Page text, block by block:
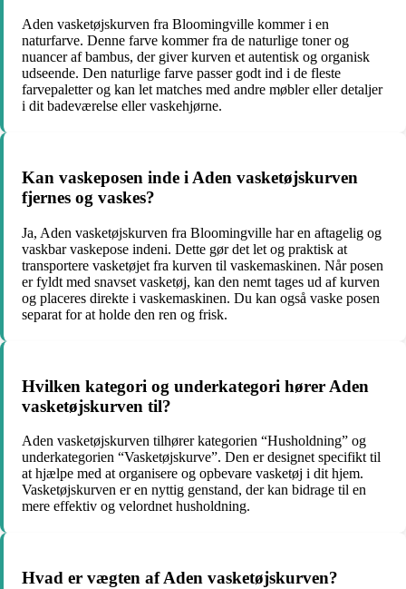
Aden vasketøjskurven fra Bloomingville kommer i en
naturfarve. Denne farve kommer fra de naturlige toner og
nuancer af bambus, der giver kurven et autentisk og organisk
udseende. Den naturlige farve passer godt ind i de fleste
farvepaletter og kan let matches med andre møbler eller detaljer
i dit badeværelse eller vaskehjørne.
Kan vaskeposen inde i Aden vasketøjskurven
fjernes og vaskes?
Ja, Aden vasketøjskurven fra Bloomingville har en aftagelig og
vaskbar vaskepose indeni. Dette gør det let og praktisk at
transportere vasketøjet fra kurven til vaskemaskinen. Når posen
er fyldt med snavset vasketøj, kan den nemt tages ud af kurven
og placeres direkte i vaskemaskinen. Du kan også vaske posen
separat for at holde den ren og frisk.
Hvilken kategori og underkategori hører Aden
vasketøjskurven til?
Aden vasketøjskurven tilhører kategorien “Husholdning” og
underkategorien “Vasketøjskurve”. Den er designet specifikt til
at hjælpe med at organisere og opbevare vasketøj i dit hjem.
Vasketøjskurven er en nyttig genstand, der kan bidrage til en
mere effektiv og velordnet husholdning.
Hvad er vægten af Aden vasketøjskurven?